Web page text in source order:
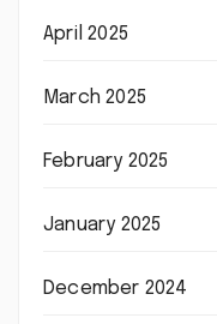
April 2025
March 2025
February 2025
January 2025
December 2024